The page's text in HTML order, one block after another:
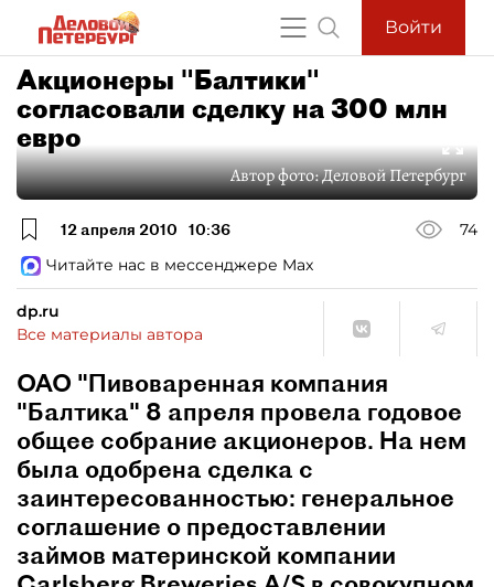
Войти
Акционеры "Балтики"
согласовали сделку на 300 млн
евро
Автор фото:Деловой Петербург
12 апреля 2010 10:36
74
Читайте нас в мессенджере Max
dp.ru
Все материалы автора
ОАО "Пивоваренная компания
"Балтика" 8 апреля провела годовое
общее собрание акционеров. На нем
была одобрена сделка с
заинтересованностью: генеральное
соглашение о предоставлении
займов материнской компании